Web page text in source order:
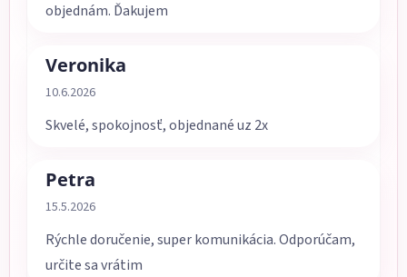
objednám. Ďakujem
Veronika
Hodnotenie obchodu je 5 z 5 hviezdičiek.
10.6.2026
Skvelé, spokojnosť, objednané uz 2x
Petra
Hodnotenie obchodu je 5 z 5 hviezdičiek.
15.5.2026
Rýchle doručenie, super komunikácia. Odporúčam,
určite sa vrátim